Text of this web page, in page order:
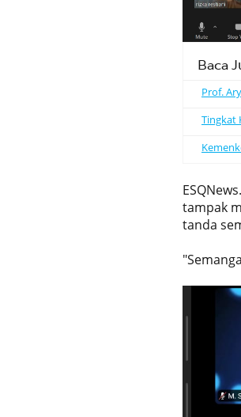
Baca
Prof.
Tingkat
tampak
tanda